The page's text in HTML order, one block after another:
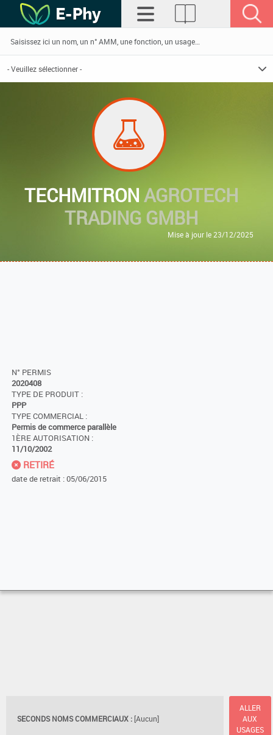
TECHMITRONAGROTECH
TRADING GMBH
Mise à jour le 23/12/2025
N° PERMIS
2020408
TYPE DE PRODUIT :
PPP
TYPE COMMERCIAL :
Permis de commerce parallèle
1ÈRE AUTORISATION :
11/10/2002
RETIRÉ
date de retrait : 05/06/2015
SECONDS NOMS COMMERCIAUX : [Aucun]
ALLER
AUX
USAGES